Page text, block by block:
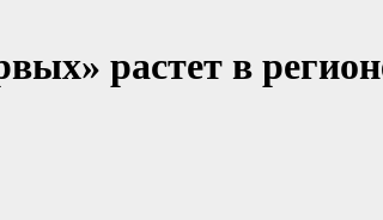
растет в